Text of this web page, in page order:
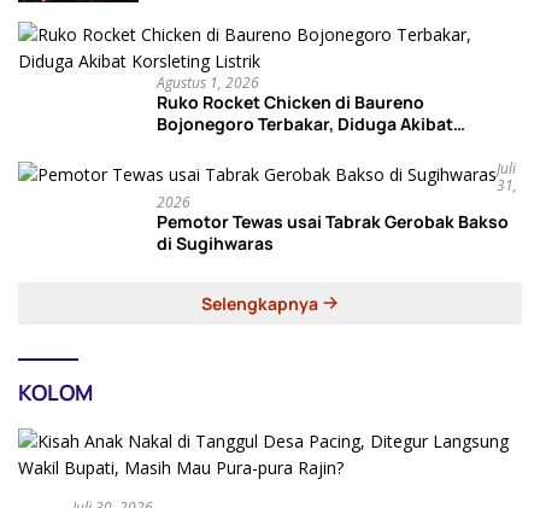
Agustus 1, 2026
Ruko Rocket Chicken di Baureno
Bojonegoro Terbakar, Diduga Akibat
Juli
31,
2026
Pemotor Tewas usai Tabrak Gerobak Bakso
di Sugihwaras
Selengkapnya
KOLOM